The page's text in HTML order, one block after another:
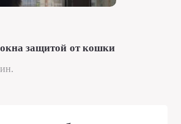
защитой от кошки